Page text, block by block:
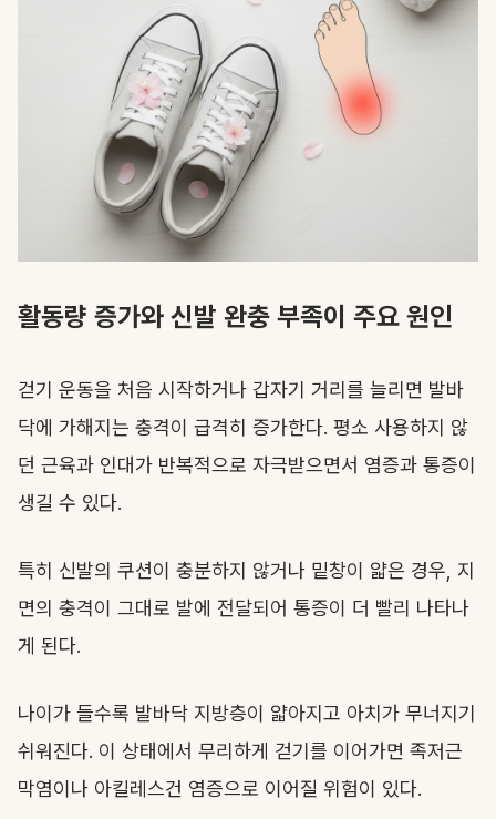
활동량 증가와 신발 완충 부족이 주요 원인
걷기 운동을 처음 시작하거나 갑자기 거리를 늘리면 발바
닥에 가해지는 충격이 급격히 증가한다. 평소 사용하지 않
던 근육과 인대가 반복적으로 자극받으면서 염증과 통증이
생길 수 있다.
특히 신발의 쿠션이 충분하지 않거나 밑창이 얇은 경우, 지
면의 충격이 그대로 발에 전달되어 통증이 더 빨리 나타나
게 된다.
나이가 들수록 발바닥 지방층이 얇아지고 아치가 무너지기
쉬워진다. 이 상태에서 무리하게 걷기를 이어가면 족저근
막염이나 아킬레스건 염증으로 이어질 위험이 있다.